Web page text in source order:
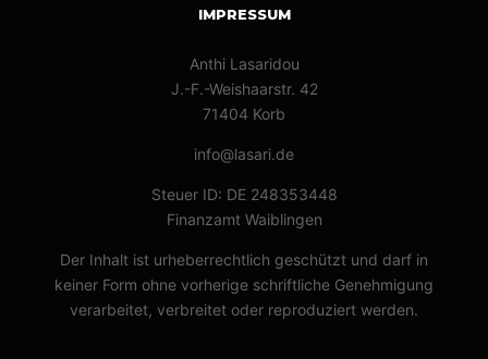
IMPRESSUM
Anthi Lasaridou
J.-F.-Weishaarstr. 42
71404 Korb
info@lasari.de
Steuer ID: DE 248353448
Finanzamt Waiblingen
Der Inhalt ist urheberrechtlich geschützt und darf in
keiner Form ohne vorherige schriftliche Genehmigung
verarbeitet, verbreitet oder reproduziert werden.